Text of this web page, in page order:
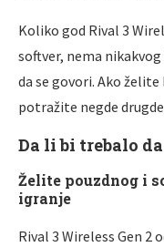
Koliko god Rival 3
softver, nema
da se govori. Ako
potražite negde
Da li bi trebalo
Želite pouzdnog i
igranje
Rival 3 Wireless Gen 2